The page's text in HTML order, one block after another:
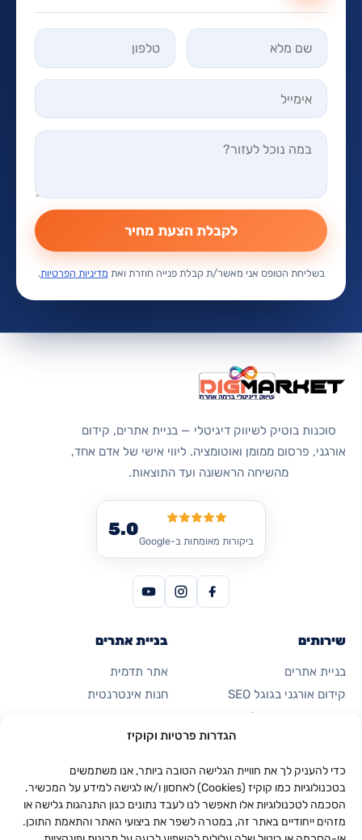
הגדרות פרטיות וקוקיז
כדי להעניק לך את חוויית הגלישה הטובה ביותר, אנו משתמשים
בטכנולוגיות כמו קוקיז (Cookies) לאחסון ו/או לגישה למידע על המכשיר.
הסכמה לטכנולוגיות אלו תאפשר לנו לעבד נתונים כגון התנהגות גלישה או
מזהים ייחודיים באתר זה, במטרה לשפר את ביצועי האתר והתאמת התוכן.
לקבלת הצעת מחיר
בשליחת הטופס אני מאשר/ת קבלת פנייה חוזרת ואת מדיניות הפרטיות.
אל תמלאו שדה זה
סוכנות בוטיק לשיווק דיגיטלי — בניית אתרים, קידום
אורגני, פרסום ממומן ואוטומציה. ליווי אישי של אדם אחד,
מהשיחה הראשונה ועד התוצאות.
ביקורות מאומתות ב-Google
5.0
שירותים
בניית אתרים
קידום אורגני בגוגל SEO
פרסום ממומן בגוגל
קידום ברשתות חברתיות
בניית אתרים
אתר תדמית
חנות אינטרנטית
כרטיס ביקור דיגיטלי
החברה יצירת קשר
053-923-0094